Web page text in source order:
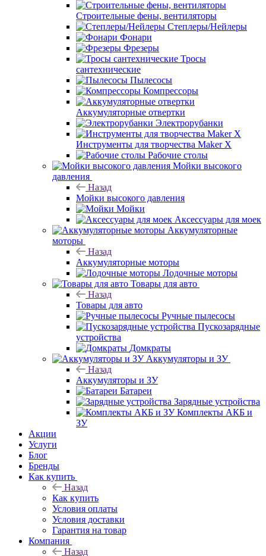
Строительные фены, вентиляторы
Степлеры/Нейлеры
Фонари
Фрезеры
Тросы
сантехнические
Пылесосы
Компрессоры
Аккумуляторные отвертки
Электрорубанки
Инструменты для творчества Maker X
Рабочие столы
Мойки высокого
давления
Назад
Мойки высокого давления
Мойки
Аксессуары для моек
Аккумуляторные
моторы
Назад
Аккумуляторные моторы
Лодочные моторы
Товары для авто
Назад
Товары для авто
Ручные пылесосы
Пускозарядные
устройства
Домкраты
Аккумуляторы и ЗУ
Назад
Аккумуляторы и ЗУ
Батареи
Зарядные устройства
Комплекты АКБ и
ЗУ
Акции
Услуги
Блог
Бренды
Как купить
Назад
Как купить
Условия оплаты
Условия доставки
Гарантия на товар
Компания
Назад